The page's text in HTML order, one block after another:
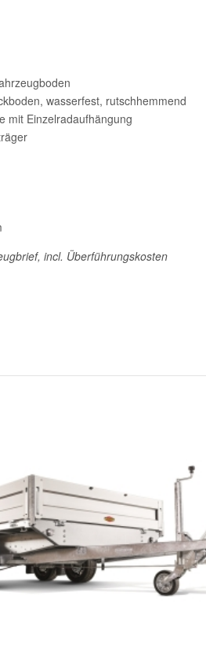
wasserfest, rutschhemmend
mit Einzelradaufhängung
incl. Überführungskosten